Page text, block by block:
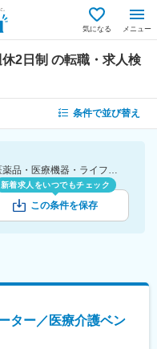
気になる メニュー
2日制 の転職・求人検
条件で並び替え
[勤務地]群馬県 [業種]その他医療関連-医薬品・医療機器・ライフサイエンス・医療系サービス [こだわり条件ピックアップ]完全週休2日制 [詳細条件](休日・働き方)完全週休2日制
新着求人をいつでもチェック
この条件を保存
ター／医療介護ベン